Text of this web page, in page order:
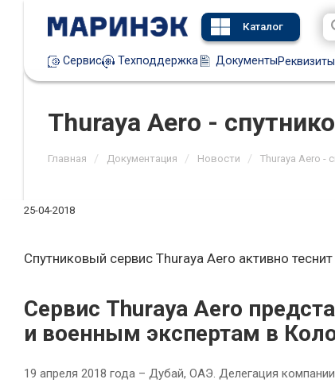
Каталог
Сервис Техподдержка ДокументыРеквизиты
Thuraya Aero -
Главная / Документация / Новости / Thuraya Aero -
25-04-2018
Спутниковый сервис Thuraya Aero активно
Сервис Thuraya Aero
и военным экспертам в
19 апреля 2018 года – Дубай, ОАЭ. Делегация компании